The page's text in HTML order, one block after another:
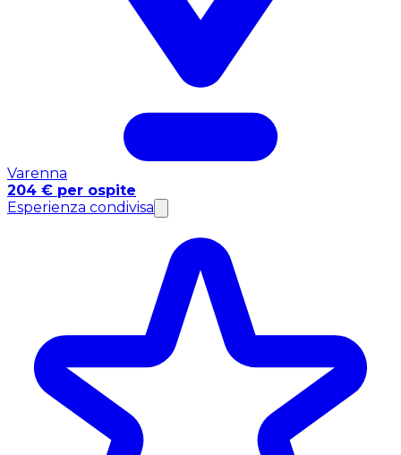
Varenna
204 € per ospite
Esperienza condivisa